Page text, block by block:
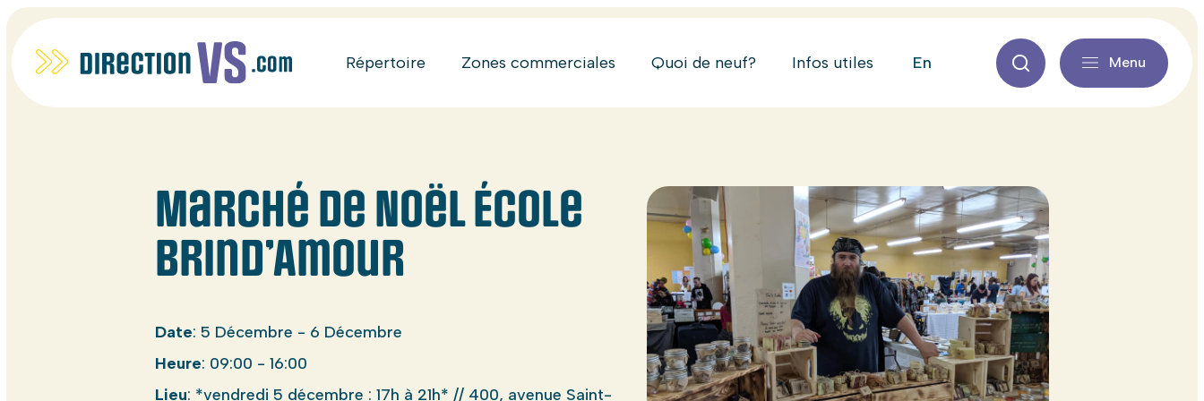
Répertoire Zones commerciales Quoi de neuf? Infos utiles en Menu
Marché de Noël École
Brind’Amour
Date: 5 Décembre - 6 Décembre
Heure: 09:00 - 16:00
Lieu: *vendredi 5 décembre : 17h à 21h* // 400, avenue Saint-